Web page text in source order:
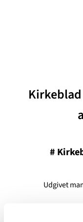
#
Udgivet